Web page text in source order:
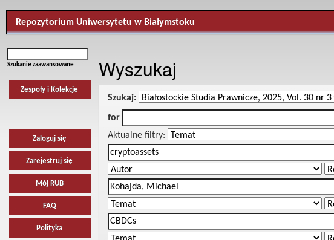
Repozytorium Uniwersytetu w Białymstoku
Szukanie zaawansowane
Zespoły i Kolekcje
Zaloguj się
Zarejestruj się
Mój RUB
FAQ
Polityka
Wyszukaj
Szukaj:
for
Aktualne filtry: